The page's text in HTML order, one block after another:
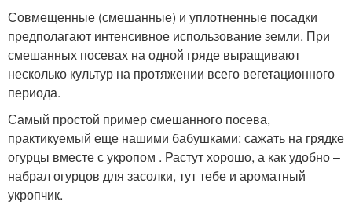
Совмещенные (смешанные) и уплотненные посадки
предполагают интенсивное использование земли. При
смешанных посевах на одной гряде выращивают
несколько культур на протяжении всего вегетационного
периода.
Самый простой пример смешанного посева,
практикуемый еще нашими бабушками: сажать на грядке
огурцы вместе с укропом . Растут хорошо, а как удобно –
набрал огурцов для засолки, тут тебе и ароматный
укропчик.